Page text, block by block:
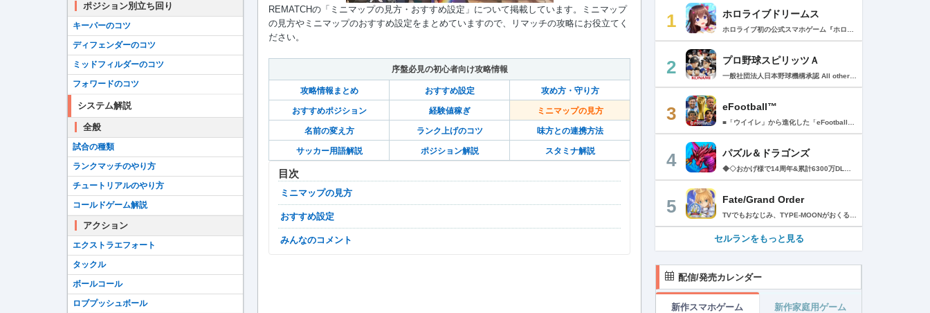
REMATCHの「ミニマップの見方・おすすめ設定」について掲載しています。ミニマップ
の見方やミニマップのおすすめ設定をまとめていますので、リマッチの攻略にお役立てく
ださい。
序盤必見の初心者向け攻略情報
攻略情報まとめ おすすめ設定 攻め方・守り方
おすすめポジション 経験値稼ぎ ミニマップの見方
名前の変え方 ランク上げのコツ 味方との連携方法
サッカー用語解説 ポジション解説 スタミナ解説
目次
ミニマップの見方
おすすめ設定
みんなのコメント
ポジション別立ち回り
キーパーのコツ
ディフェンダーのコツ
ミッドフィルダーのコツ
フォワードのコツ
システム解説
全般
試合の種類
ランクマッチのやり方
チュートリアルのやり方
コールドゲーム解説
アクション
エクストラエフォート
タックル
ボールコール
ロブプッシュボール
1 ホロライブドリームス
2 プロ野球スピリッツＡ
3 eFootball™
4 パズル＆ドラゴンズ
5 Fate/Grand Order
セルランをもっと見る
配信/発売カレンダー
新作スマホゲーム 新作家庭用ゲーム